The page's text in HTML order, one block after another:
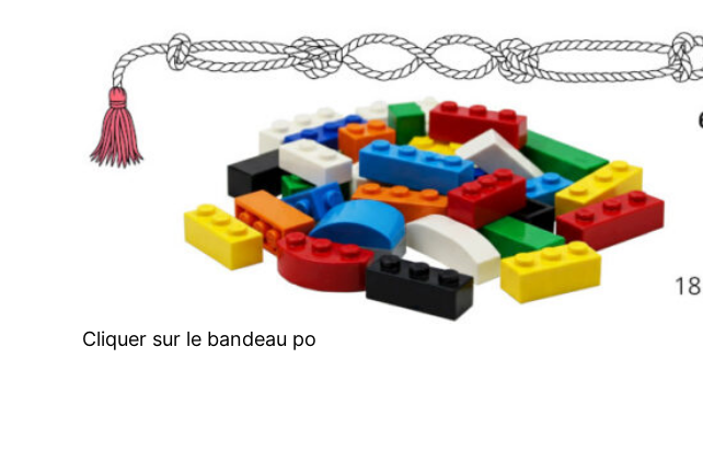
Cliquer sur le bandeau po